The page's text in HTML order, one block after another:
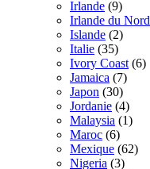
Irlande (9)
Irlande du Nord
Islande (2)
Italie (35)
Ivory Coast (6)
Jamaica (7)
Japon (30)
Jordanie (4)
Malaysia (1)
Maroc (6)
Mexique (62)
Nigeria (3)